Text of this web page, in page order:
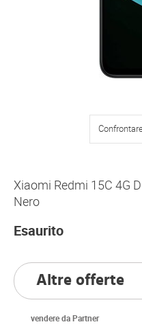
Xiaomi Redmi 15C 4G
Nero
Esaurito
Altre offerte
vendere da Partner